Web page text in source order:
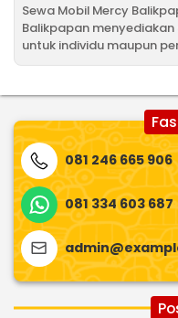
Sewa Mobil Mercy
Balikpapan
untuk individu maupun
081 246 665 906
081 334 603 687